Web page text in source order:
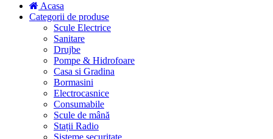
Acasa
Categorii de produse
Scule Electrice
Sanitare
Drujbe
Pompe & Hidrofoare
Casa si Gradina
Bormasini
Electrocasnice
Consumabile
Scule de mână
Stații Radio
Sisteme securitate